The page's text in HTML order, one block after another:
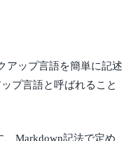
アップ言語を簡単に記述
プ言語と呼ばれること
Markdown記法で定め